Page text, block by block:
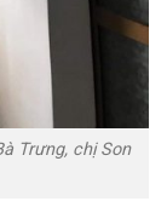
Trưng, chị Son